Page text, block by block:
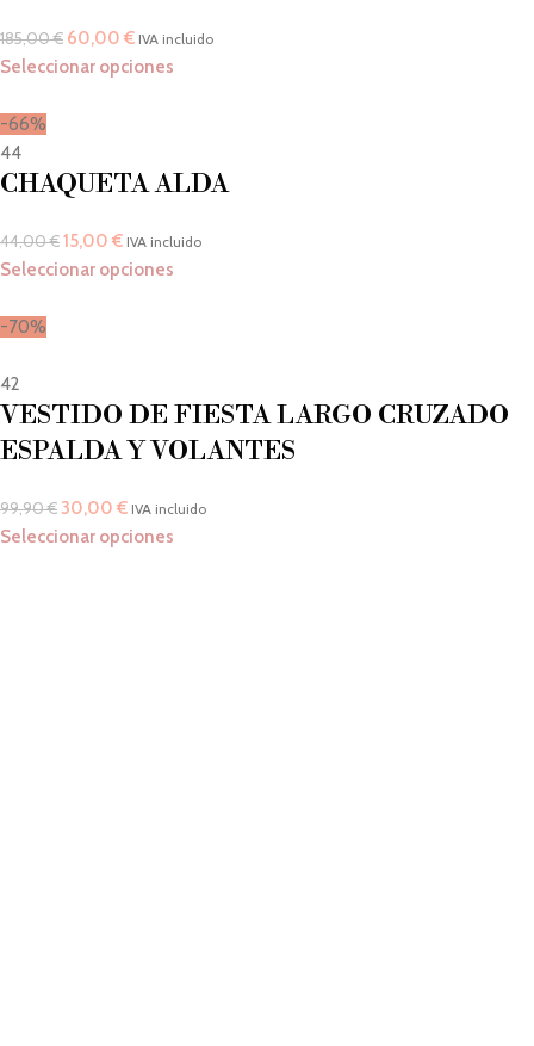
185,00€ 60,00 € IVA incluido
Seleccionar opciones
-66%
44
CHAQUETA ALDA
44,00€15,00 € IVA incluido
Seleccionar opciones
-70%
42
VESTIDO DE FIESTA LARGO CRUZADO
ESPALDA Y VOLANTES
99,90€ 30,00 € IVA incluido
Seleccionar opciones